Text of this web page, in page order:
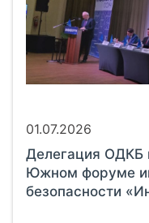
01.07.2026
Делегация ОДКБ
Южном форуме
безопасности